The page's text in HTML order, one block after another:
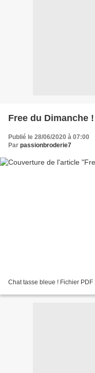
Free du Dimanche !
Publié le 28/06/2020 à 07:00
Par passionbroderie7
Chat tasse bleue ! Fichier